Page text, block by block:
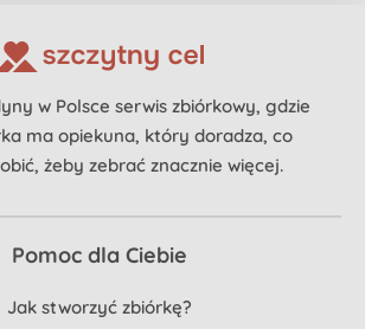
w Polsce serwis zbiórkowy, gdzie
ma opiekuna, który doradza, co
żeby zebrać znacznie więcej.
Pomoc dla Ciebie
Jak stworzyć zbiórkę?